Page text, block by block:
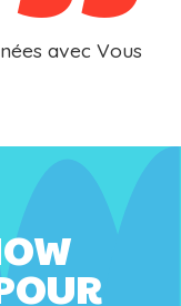
avec Vous